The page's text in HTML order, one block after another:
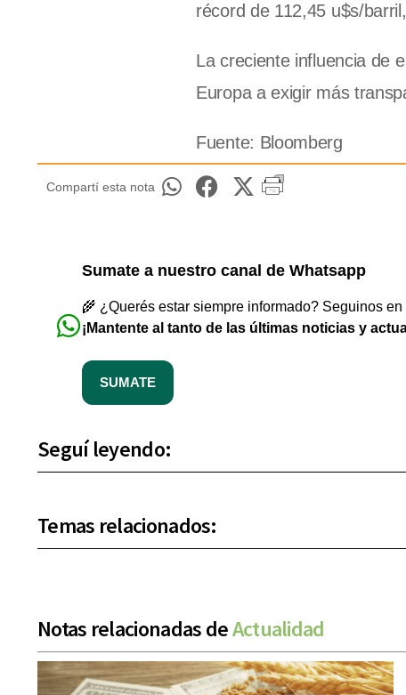
récord de 112,45 u$s/
La creciente influencia de
Europa a exigir más
Fuente: Bloomberg
Compartí esta nota
Sumate a nuestro canal de Whatsapp
🌾 ¿Querés estar siempre informado? Seguinos
¡Mantente al tanto de las últimas noticias y
SUMATE
Seguí leyendo:
Temas relacionados:
Notas relacionadas deActualidad